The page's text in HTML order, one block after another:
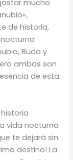
mucho
de historia,
Buda y
ambas son
de esta
vida nocturna
te dejará sin
destino! La